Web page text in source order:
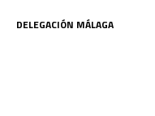
DELEGACIÓN MÁLAGA